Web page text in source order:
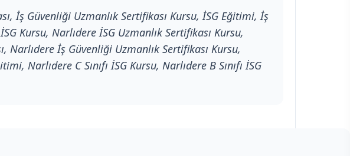
İş Güvenliği Uzmanlık Sertifikası Kursu, İSG Eğitimi, İş
Kursu, Narlıdere İSG Uzmanlık Sertifikası Kursu,
Narlıdere İş Güvenliği Uzmanlık Sertifikası Kursu,
Narlıdere C Sınıfı İSG Kursu, Narlıdere B Sınıfı İSG